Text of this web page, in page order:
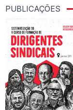
PUBLICAÇÕES